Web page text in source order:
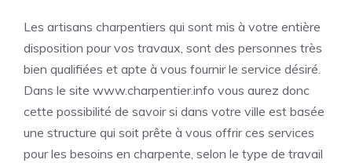
Les artisans charpentiers qui sont mis à votre entière
disposition pour vos travaux, sont des personnes très
bien qualifiées et apte à vous fournir le service désiré.
Dans le site www.charpentier.info vous aurez donc
cette possibilité de savoir si dans votre ville est basée
une structure qui soit prête à vous offrir ces services
pour les besoins en charpente, selon le type de travail